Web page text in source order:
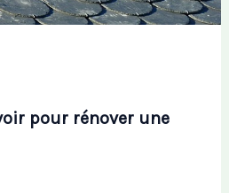
pour rénover une